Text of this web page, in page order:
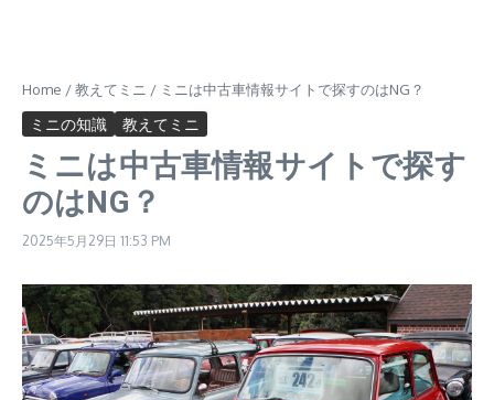
Home /教えてミニ / ミニは中古車情報サイトで探すのはNG？
ミニの知識 教えてミニ
ミニは中古車情報サイトで探す
のはNG？
2025年5月29日 11:53 PM